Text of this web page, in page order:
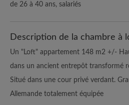
de 26 à 40 ans, salariés
Description de la chambre à
Un "Loft" appartement 148 m2 +/-
dans un ancient entrepôt transformé
Situé dans une cour privé verdant.
Allemande totalement équipée